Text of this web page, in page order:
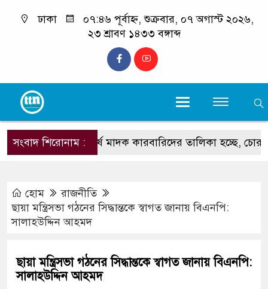
ঢাকা
০৭:৪৬ পূর্বাহ্ন, শুক্রবার, ০৭ অগাস্ট ২০২৬,
২৩ শ্রাবণ ১৪৩৩ বঙ্গাব্দ
সংবাদ শিরোনাম :‘শীর্ষ মাদক কারবারিদের তালিকা হচ্ছে, চোরাচালানের
হোম
রাজনীতি
ছায়া মন্ত্রিসভা গঠনের সিদ্ধান্তকে স্বাগত জানায় বিএনপি:
সালাহউদ্দিন আহমদ
ছায়া মন্ত্রিসভা গঠনের সিদ্ধান্তকে স্বাগত জানায় বিএনপি:
সালাহউদ্দিন আহমদ